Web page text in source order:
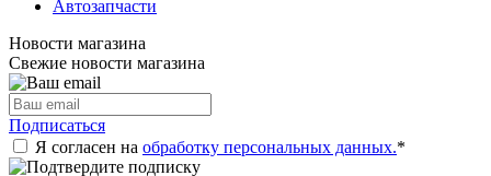
Автозапчасти
Новости магазина
Свежие новости магазина
Подписаться
Я согласен на обработку персональных данных.*